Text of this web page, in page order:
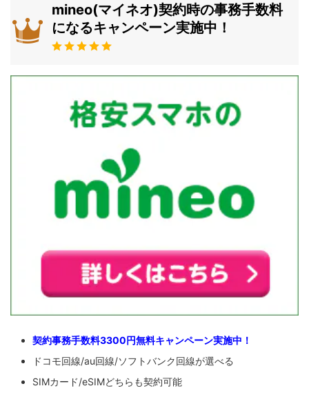
mineo(マイネオ)契約時の事務手数料
になるキャンペーン実施中！
契約事務手数料3300円無料キャンペーン実施中！
ドコモ回線/au回線/ソフトバンク回線が選べる
SIMカード/eSIMどちらも契約可能